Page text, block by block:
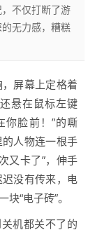
不仅打断了游
无力感，糟糕
屏幕上定格着
悬在鼠标左键
你脸前！”的嘶
人物连一根手
又卡了”，伸手
没有传来，电
“电子砖”。
机都关不了的